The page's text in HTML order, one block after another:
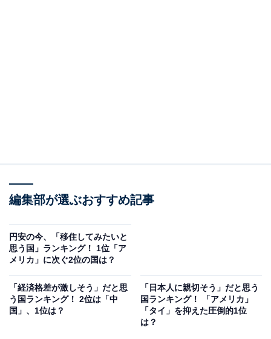
編集部が選ぶおすすめ記事
円安の今、「移住してみたいと
思う国」ランキング！ 1位「ア
メリカ」に次ぐ2位の国は？
「経済格差が激しそう」だと思
う国ランキング！ 2位は「中
国」、1位は？
「日本人に親切そう」だと思う
国ランキング！ 「アメリカ」
「タイ」を抑えた圧倒的1位
は？